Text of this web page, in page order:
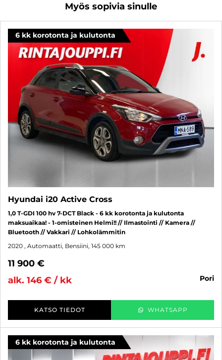
Myös sopivia sinulle
6 kk korotonta ja kulutonta
Hyundai i20 Active Cross
1,0 T-GDI 100 hv 7-DCT Black - 6 kk korotonta ja kulutonta
maksuaikaa! - 1-omisteinen Helmi!! // Ilmastointi // Kamera //
Bluetooth // Vakkari // Lohkolämmitin
2020 , Automaatti, Bensiini, 145 000 km
11 900 €
alk. 146 € / kk
pori
KATSO TIEDOT WHATSAPP
6 kk korotonta ja kulutonta